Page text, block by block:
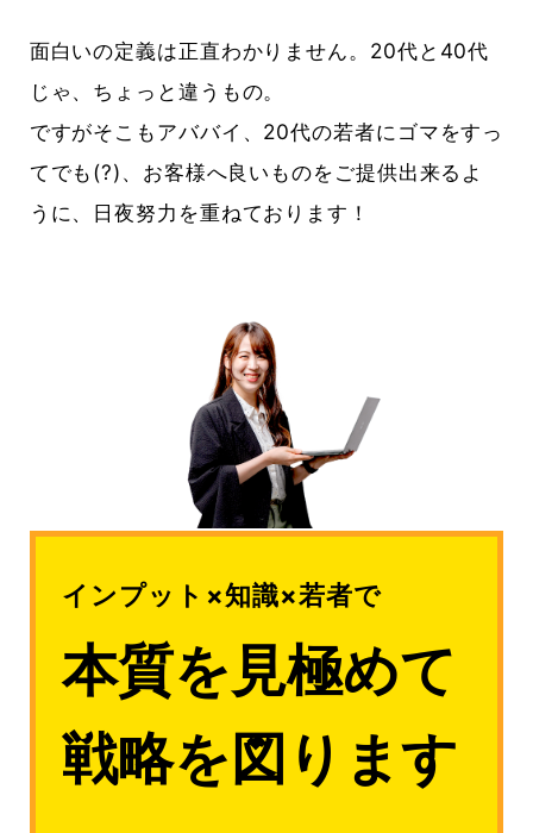
面白いの定義は正直わかりません。20代と40代
じゃ、ちょっと違うもの。
ですがそこもアババイ、20代の若者にゴマをすっ
てでも(?)、お客様へ良いものをご提供出来るよ
うに、日夜努力を重ねております！
インプット×知識×若者で
本質を見極めて
戦略を図ります